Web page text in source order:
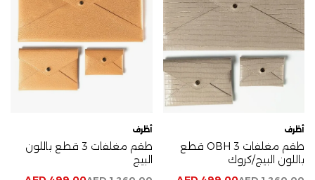
أظرف
طقم مغلفات OBH 3 قطع
باللون البيج/كروك
أظرف
طقم مغلفات 3 قطع باللون
البيج